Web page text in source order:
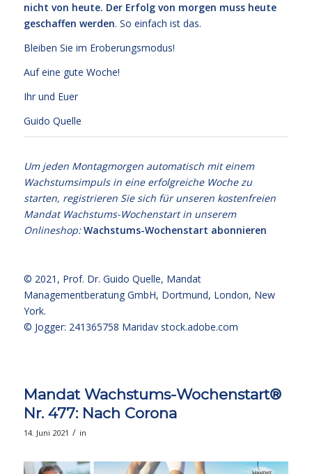
nicht von heute. Der Erfolg von morgen muss heute
geschaffen werden. So einfach ist das.
Bleiben Sie im Eroberungsmodus!
Auf eine gute Woche!
Ihr und Euer
Guido Quelle
Um jeden Montagmorgen automatisch mit einem
Wachstumsimpuls in eine erfolgreiche Woche zu
starten, registrieren Sie sich für unseren kostenfreien
Mandat Wachstums-Wochenstart in unserem
Onlineshop:Wachstums-Wochenstart abonnieren
© 2021, Prof. Dr. Guido Quelle, Mandat
Managementberatung GmbH, Dortmund, London, New
York.
© Jogger: 241365758 Maridav stock.adobe.com
Mandat Wachstums-Wochenstart®
Nr. 477: Nach Corona
14. Juni 2021 / in